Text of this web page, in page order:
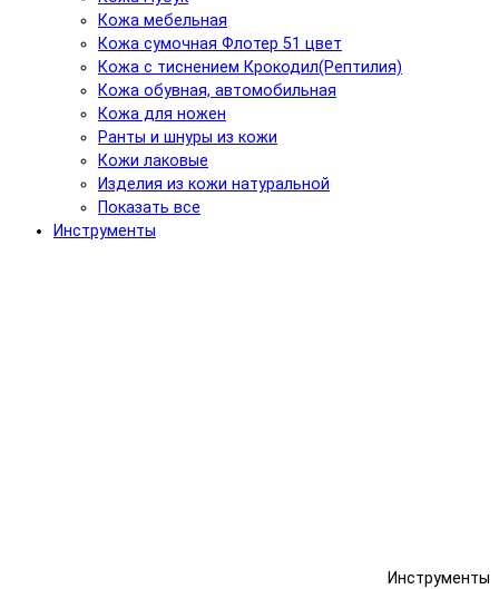
Кожа мебельная
Кожа сумочная Флотер 51 цвет
Кожа с тиснением Крокодил(Рептилия)
Кожа обувная, автомобильная
Кожа для ножен
Ранты и шнуры из кожи
Кожи лаковые
Изделия из кожи натуральной
Показать все
Инструменты
Инструменты